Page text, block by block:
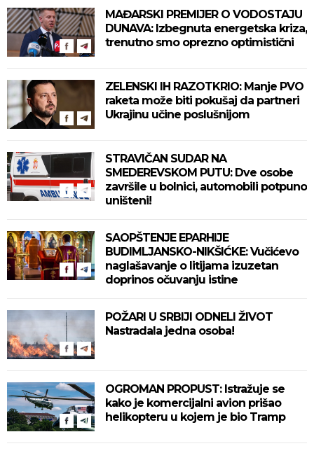
MAĐARSKI PREMIJER O VODOSTAJU
DUNAVA: Izbegnuta energetska kriza,
trenutno smo oprezno optimistični
ZELENSKI IH RAZOTKRIO: Manje PVO
raketa može biti pokušaj da partneri
Ukrajinu učine poslušnijom
STRAVIČAN SUDAR NA
SMEDEREVSKOM PUTU: Dve osobe
završile u bolnici, automobili potpuno
uništeni!
SAOPŠTENJE EPARHIJE
BUDIMLJANSKO-NIKŠIĆKE: Vučićevo
naglašavanje o litijama izuzetan
doprinos očuvanju istine
POŽARI U SRBIJI ODNELI ŽIVOT
Nastradala jedna osoba!
OGROMAN PROPUST: Istražuje se
kako je komercijalni avion prišao
helikopteru u kojem je bio Tramp